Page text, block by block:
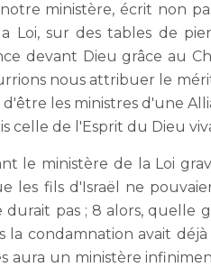
ministère, écrit non
Loi, sur des tables de
devant Dieu grâce au
nous attribuer le
d'être les ministres d'une
celle de l'Esprit du Dieu
le ministère de la Loi
les fils d'Israël ne
durait pas ; 8 alors, quelle
la condamnation avait
aura un ministère